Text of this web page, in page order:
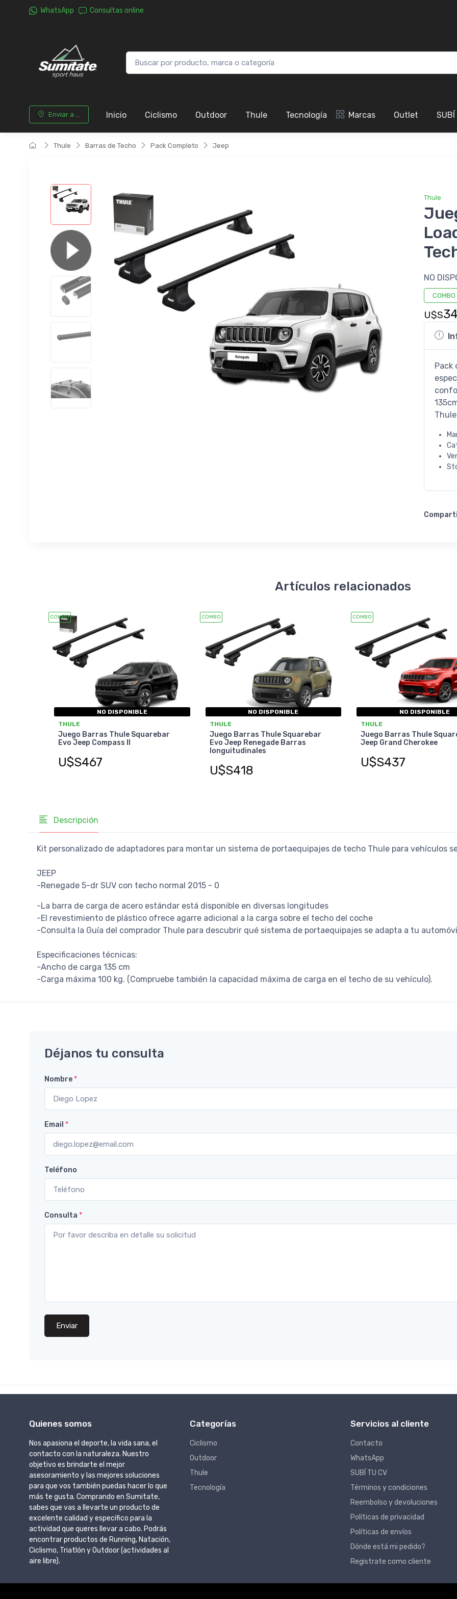
WhatsApp Consultas online
Enviar a ... Inicio Ciclismo Outdoor Thule Tecnología Marcas Outlet SUBÍ
Thule Barras de Techo Pack Completo Jeep
Thule
NO
COMBO
U$S
Pack
Artículos relacionados
COMBO
NO DISPONIBLE
THULE
Juego Barras Thule Squarebar
Evo Jeep Compass II
U$S467
COMBO
NO DISPONIBLE
THULE
Juego Barras Thule Squarebar
Evo Jeep Renegade Barras
longuitudinales
U$S418
COMBO
NO DISPONIBLE
THULE
Juego Barras Thule
Jeep Grand Cherokee
U$S437
Descripción
Kit personalizado de adaptadores para montar un sistema de portaequipajes de techo Thule para vehículos
JEEP
-Renegade 5-dr SUV con techo normal 2015 - 0
-La barra de carga de acero estándar está disponible en diversas longitudes
-El revestimiento de plástico ofrece agarre adicional a la carga sobre el techo del coche
-Consulta la Guía del comprador Thule para descubrir qué sistema de portaequipajes se adapta a tu
Especificaciones técnicas:
-Ancho de carga 135 cm
-Carga máxima 100 kg. (Compruebe también la capacidad máxima de carga en el techo de su vehículo).
Déjanos tu consulta
Nombre*
Email *
Teléfono
Consulta *
Enviar
Quienes somos
Nos apasiona el deporte, la vida sana, el
contacto con la naturaleza. Nuestro
objetivo es brindarte el mejor
asesoramiento y las mejores soluciones
para que vos también puedas hacer lo que
más te gusta. Comprando en Sumitate,
sabes que vas a llevarte un producto de
excelente calidad y específico para la
actividad que queres llevar a cabo. Podrás
encontrar productos de Running, Natación,
Ciclismo, Triatlón y Outdoor (actividades al
aire libre).
Categorías
Ciclismo
Outdoor
Thule
Tecnología
Servicios al cliente
Contacto
WhatsApp
SUBÍ TU CV
Términos y condiciones
Reembolso y devoluciones
Políticas de privacidad
Políticas de envíos
Dónde está mi pedido?
Registrate como cliente